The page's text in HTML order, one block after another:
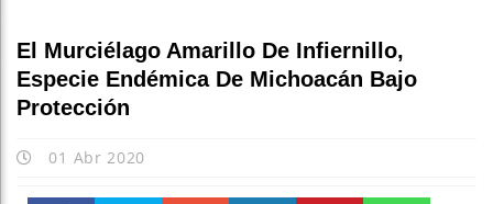
El Murciélago Amarillo De Infiernillo,
Especie Endémica De Michoacán Bajo
Protección
01 Abr 2020